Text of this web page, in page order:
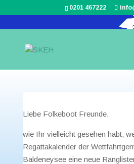
0201 467222
Commodore Cup 2024
Liebe Folkeboot Freunde,
wie Ihr vielleicht gesehen habt,
Regattakalender der
Baldeneysee eine neue